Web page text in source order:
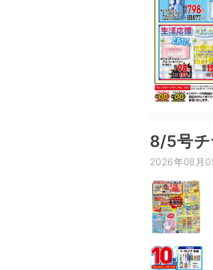
8/5号チ
2026年08月